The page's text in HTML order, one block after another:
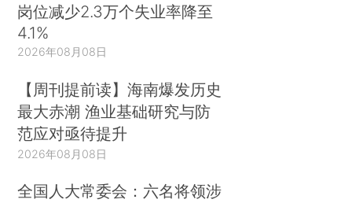
岗位减少2.3万个失业率降至
4.1%
2026年08月08日
【周刊提前读】海南爆发历史
最大赤潮 渔业基础研究与防
范应对亟待提升
2026年08月08日
全国人大常委会：六名将领涉